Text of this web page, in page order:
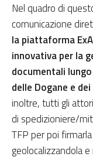
Nel quadro di
comunicazione
la piattaforma
innovativa per la
documentali
delle Dogane e
inoltre, tutti gli
di spedizioniere/
TFP per poi
geolocalizzandola